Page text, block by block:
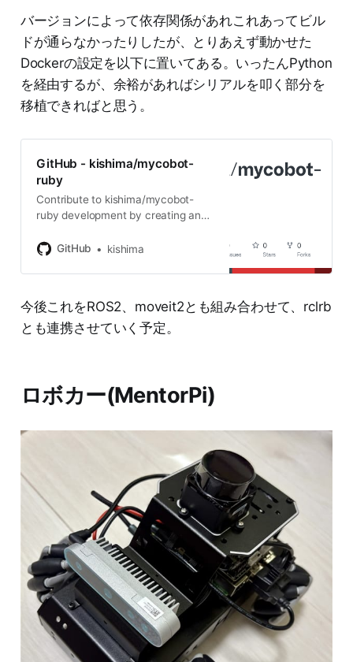
バージョンによって依存関係があれこれあってビル
ドが通らなかったりしたが、とりあえず動かせた
Dockerの設定を以下に置いてある。いったんPython
を経由するが、余裕があればシリアルを叩く部分を
移植できればと思う。
GitHub - kishima/mycobot-
ruby
Contribute to kishima/mycobot-
ruby development by creating an
GitHub
kishima
今後これをROS2、moveit2とも組み合わせて、rclrb
とも連携させていく予定。
ロボカー(MentorPi)